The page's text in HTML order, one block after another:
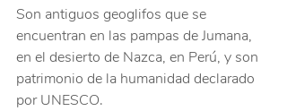
Son antiguos geoglifos que se
encuentran en las pampas de Jumana,
en el desierto de Nazca, en Perú, y son
patrimonio de la humanidad declarado
por UNESCO.